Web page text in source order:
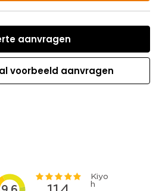
aanvragen
voorbeeld aanvragen